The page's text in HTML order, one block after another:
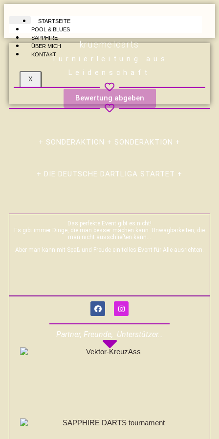
STARTSEITE
POOL & BLUES
SAPPHIRE
ÜBER MICH
KONTAKT
X
kruemeldarts
Turnierleitung aus
Leidenschaft
Bewertung abgeben
+ SONDERAKTION + SONDERAKTION +
+ DIE DEUTSCHE DARTLIGA STARTET +
Partner, Freunde, Unterstützer…
Das perfekte Event gibt es nicht!
Es gibt immer Dinge, die man besser machen kann. Unwägbarkeiten, die
man nicht ausschließen kann…
Aber man kann mit Spaß und Freude ein tolles Event für Alle ausrichten.